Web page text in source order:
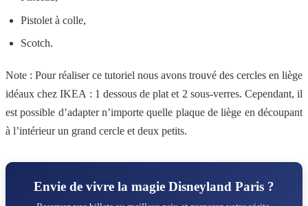
Pistolet à colle,
Scotch.
Note : Pour réaliser ce tutoriel nous avons trouvé des cercles en liège
idéaux chez IKEA : 1 dessous de plat et 2 sous-verres. Cependant, il
est possible d’adapter n’importe quelle plaque de liège en découpant
à l’intérieur un grand cercle et deux petits.
Envie de vivre la magie Disneyland Paris ?